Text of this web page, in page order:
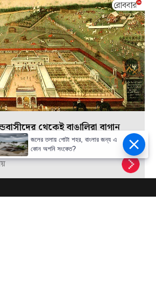
থেকেই বাঙালিরা বাগান
হয়
জলের তলায় গোটা শহর, বাংলার জন্য এ
কোন অশনি সংকেত?